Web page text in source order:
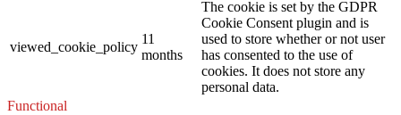
viewed_cookie_policy
11
months
The cookie is set by the GDPR
Cookie Consent plugin and is
used to store whether or not user
has consented to the use of
cookies. It does not store any
personal data.
Functional